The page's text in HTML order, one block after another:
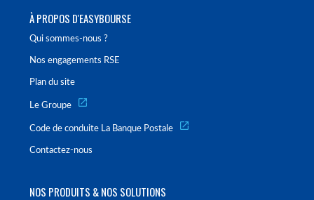
À PROPOS D'EASYBOURSE
Qui sommes-nous ?
Nos engagements RSE
Plan du site
Le Groupe
Code de conduite La Banque Postale
Contactez-nous
NOS PRODUITS & NOS SOLUTIONS